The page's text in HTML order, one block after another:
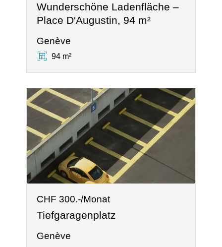
Wunderschöne Ladenfläche –
Place D'Augustin, 94 m²
Genève
94 m²
CHF 300.-/Monat
Tiefgaragenplatz
Genève